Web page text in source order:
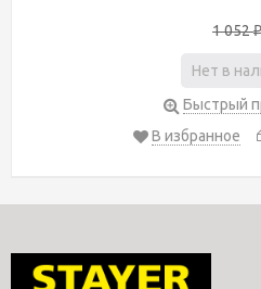
1 052₽
Нет в
Быстрый
В избранное